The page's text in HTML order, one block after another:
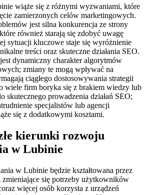
wiąże się z różnymi wyzwaniami, które
zamierzonych celów marketingowych.
jest silna konkurencja ze strony
również starają się zdobyć uwagę
sytuacji kluczowe staje się wyróżnienie
treści oraz skuteczne działania SEO.
dynamiczny charakter algorytmów
zmiany te mogą wpływać na
ciągłego dostosowywania strategii
wiele firm boryka się z brakiem wiedzy lub
skutecznego prowadzenia działań SEO;
specjalistów lub agencji
się z dodatkowymi kosztami.
kierunki rozwoju
w Lubinie
w Lubinie będzie kształtowana przez
się potrzeby użytkowników
więcej osób korzysta z urządzeń